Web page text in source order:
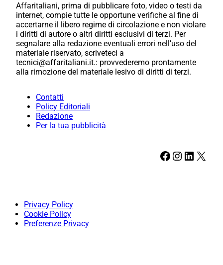
Affaritaliani, prima di pubblicare foto, video o testi da
internet, compie tutte le opportune verifiche al fine di
accertarne il libero regime di circolazione e non violare
i diritti di autore o altri diritti esclusivi di terzi. Per
segnalare alla redazione eventuali errori nell’uso del
materiale riservato, scriveteci a
tecnici@affaritaliani.it.: provvederemo prontamente
alla rimozione del materiale lesivo di diritti di terzi.
Contatti
Policy Editoriali
Redazione
Per la tua pubblicità
Facebook Instagram LinkedIn X
Privacy Policy
Cookie Policy
Preferenze Privacy